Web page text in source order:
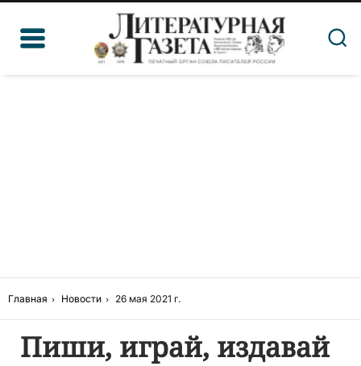
Главная Новости 26 мая 2021 г.
Пиши, играй, издавай